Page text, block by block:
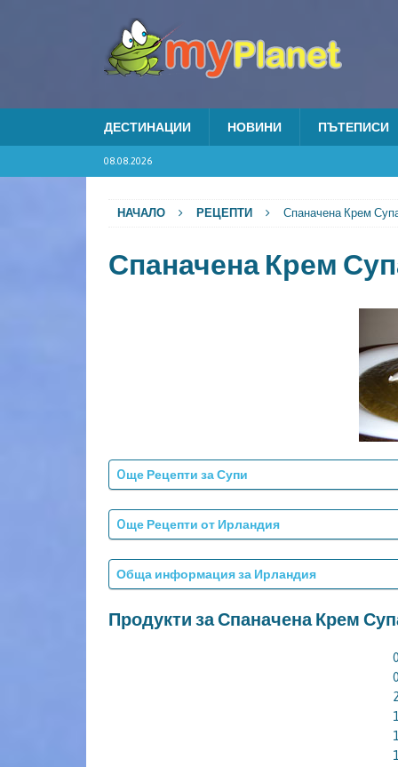
ДЕСТИНАЦИИ НОВИНИ ПЪТЕПИСИ
08.08.2026
НАЧАЛО РЕЦЕПТИ Спаначена Крем
Спаначена Крем
Oще Рецепти за Супи
Oще Рецепти от Ирландия
Обща информация за Ирландия
Продукти за Спаначена Крем